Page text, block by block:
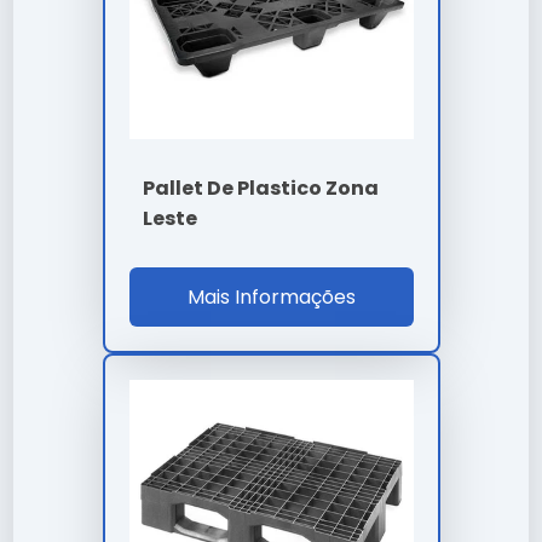
A definição de valores parapallet de plastico são
leva em conta a complexidade técnica e o
volume da sua necessidade. Trabalhamos com
Onde Comprar Pallet De Plastico
São Paulo
Para garantir a procedência e qualidade técnica,
realize a aquisição através de canais oficiais e
fornecedores especializados. Nossa empresa oferece
suporte completo na escolha do pallet de plastico são
paulo ideal para sua aplicação.
Perguntas Frequentes
Como solicitar uma proposta
em larga escala?
Pallet De Plastico Zona
Leste
Mais Informações